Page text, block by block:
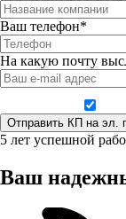
Ваш телефон*
На какую почту
5 лет успешной
Ваш